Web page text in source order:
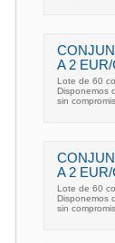
A 2
Lote de 60
Disponemos
sin
A 2
Lote de 60
Disponemos
sin